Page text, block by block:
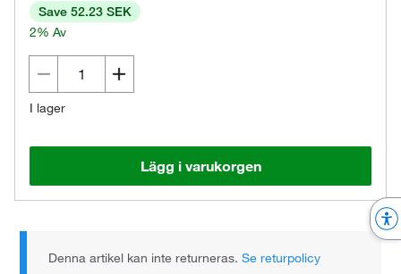
Save 52.23 SEK
2% Av
I lager
Lägg i varukorgen
Denna artikel kan inte returneras.Se returpolicy